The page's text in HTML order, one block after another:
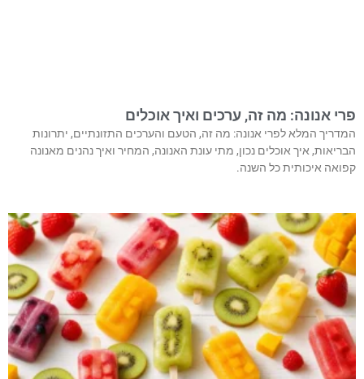
פרי אנונה: מה זה, ערכים ואיך אוכלים
המדריך המלא לפרי אנונה: מה זה, הטעם והערכים התזונתיים, יתרונות
הבריאות, איך אוכלים נכון, מתי עונת האנונה, המחיר ואיך נהנים מאנונה
קפואה איכותית כל השנה.